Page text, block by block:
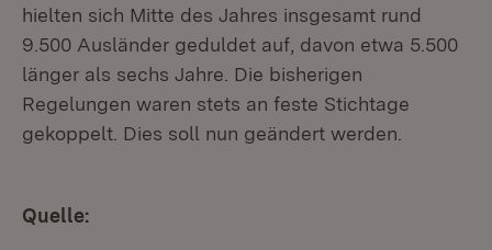
hielten sich Mitte des Jahres insgesamt rund
9.500 Ausländer geduldet auf, davon etwa 5.500
länger als sechs Jahre. Die bisherigen
Regelungen waren stets an feste Stichtage
gekoppelt. Dies soll nun geändert werden.
Quelle: